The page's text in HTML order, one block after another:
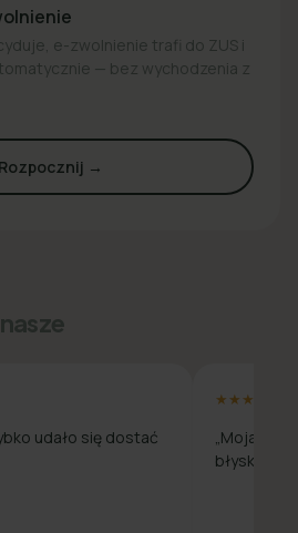
e-zwolnienie trafi do ZUS i
— bez wychodzenia z
Rozpocznij →
udało się dostać
★★★★★
„Moja